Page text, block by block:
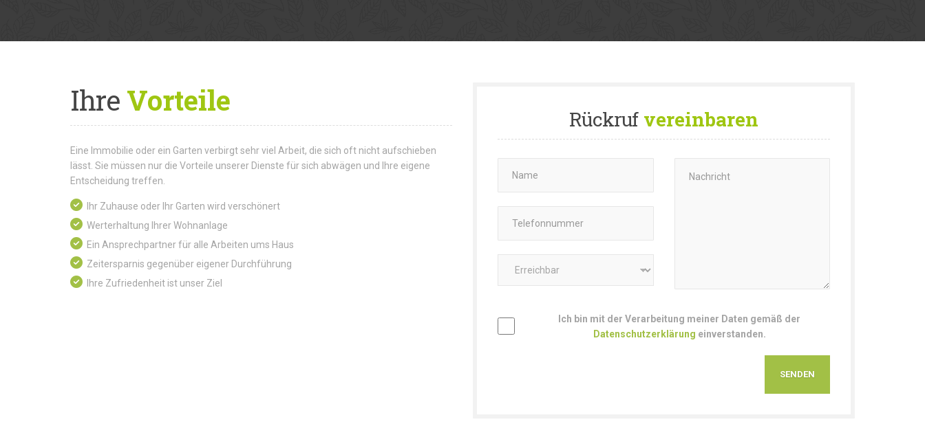
IhreVorteile
Eine Immobilie oder ein Garten verbirgt sehr viel Arbeit, die sich oft nicht aufschieben
lässt. Sie müssen nur die Vorteile unserer Dienste für sich abwägen und Ihre eigene
Entscheidung treffen.
Ihr Zuhause oder Ihr Garten wird verschönert
Werterhaltung Ihrer Wohnanlage
Ein Ansprechpartner für alle Arbeiten ums Haus
Zeitersparnis gegenüber eigener Durchführung
Ihre Zufriedenheit ist unser Ziel
Rückrufvereinbaren
Ich bin mit der Verarbeitung meiner Daten gemäß der
Datenschutzerklärung einverstanden.